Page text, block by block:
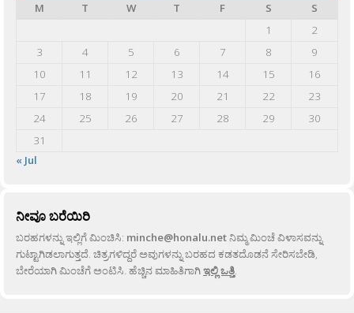
M
T W T F S
S
1
2
3
4 5 6 7 8
9
10
11 12 13 14 15
16
17
18 19 20 21 22
23
24
25 26 27 28 29
30
31
« Jul
ನೀವೂ ಬರೆಯಿರಿ
ಬರಹಗಳನ್ನು ಇಲ್ಲಿಗೆ ಮಿಂಚಿಸಿ: minche@honalu.netನಿಮ್ಮ ಮಿಂಚೆ ವಿಳಾಸವನ್ನು
ಗುಟ್ಟಾಗಿಡಲಾಗುತ್ತದೆ. ಚಿತ್ರಗಳಿದ್ದರೆ ಅವುಗಳನ್ನು ಬರಹದ ಕಡತದೊಡನೆ ಸೇರಿಸಬೇಡಿ,
ಬೇರೆಯಾಗಿ ಮಿಂಚೆಗೆ ಅಂಟಿಸಿ. ಹೆಚ್ಚಿನ ಮಾಹಿತಿಗಾಗಿಇಲ್ಲಿ ಒತ್ತಿ.